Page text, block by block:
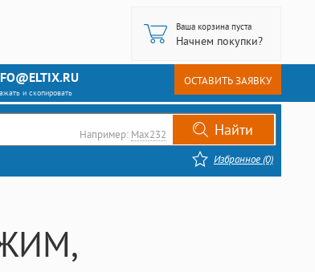
Ваша корзина пуста
Начнем покупки?
и скопировать
ОСТАВИТЬ ЗАЯВКУ
Например: Max232
Избранное (0)